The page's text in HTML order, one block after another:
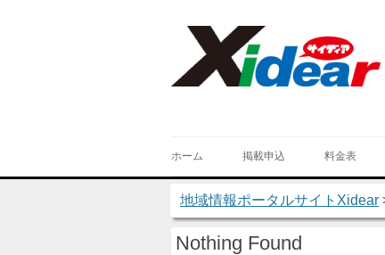
ホーム 掲載申込 料金表
地域情報ポータルサイトXidear
Nothing Found